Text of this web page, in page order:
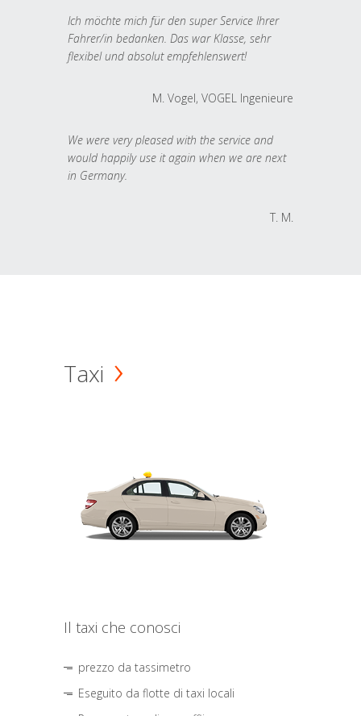
Ich möchte mich für den super Service Ihrer
Fahrer/in bedanken. Das war Klasse, sehr
flexibel und absolut empfehlenswert!
M. Vogel, VOGEL Ingenieure
We were very pleased with the service and
would happily use it again when we are next
in Germany.
T. M.
Taxi
Il taxi che conosci
prezzo da tassimetro
Eseguito da flotte di taxi locali